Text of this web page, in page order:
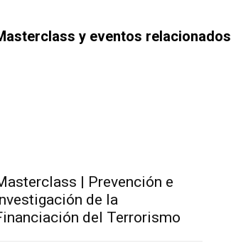
y eventos relacionados
| Prevención e
de la
del Terrorismo